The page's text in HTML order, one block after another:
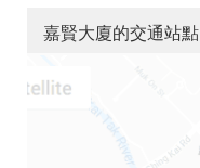
嘉賢大廈的交通站點